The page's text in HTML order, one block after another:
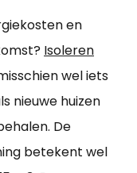
en
Isoleren
wel iets
nieuwe huizen
De
betekent wel